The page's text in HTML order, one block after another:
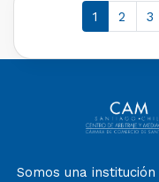
1 2 3
Somos una